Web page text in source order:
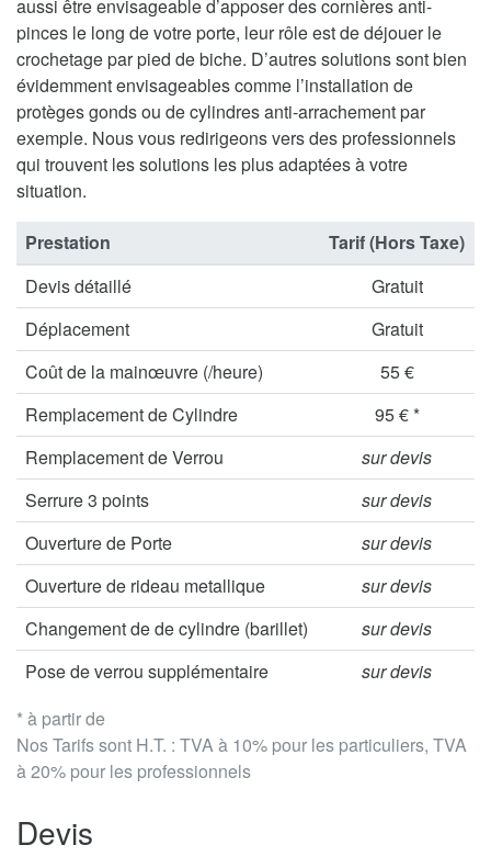
aussi être envisageable d’apposer des cornières anti-
pinces le long de votre porte, leur rôle est de déjouer le
crochetage par pied de biche. D’autres solutions sont bien
évidemment envisageables comme l’installation de
protèges gonds ou de cylindres anti-arrachement par
exemple. Nous vous redirigeons vers des professionnels
qui trouvent les solutions les plus adaptées à votre
situation.
* à partir de
Nos Tarifs sont H.T. : TVA à 10% pour les particuliers, TVA
à 20% pour les professionnels
Prestation
Tarif (Hors Taxe)
Devis détaillé
Gratuit
Déplacement
Gratuit
Coût de la mainœuvre (/heure)
55 €
Remplacement de Cylindre
95 € *
Remplacement de Verrou
sur devis
Serrure 3 points
sur devis
Ouverture de Porte
sur devis
Ouverture de rideau metallique
sur devis
Changement de de cylindre (barillet)
sur devis
Pose de verrou supplémentaire
sur devis
Devis